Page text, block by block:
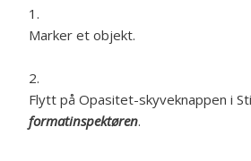
Marker et objekt.
Flytt på Opasitet-skyveknappen i
formatinspektøren.